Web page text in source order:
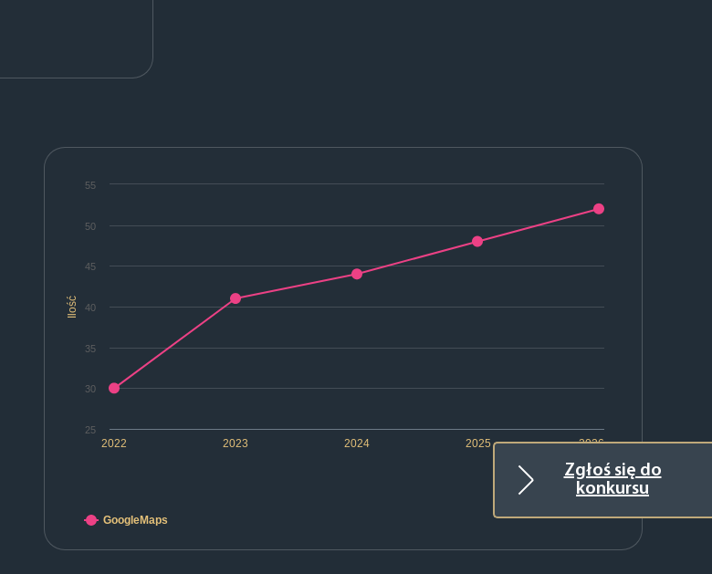
Zgłoś się do
konkursu
Ilość
2022 2023 2024 2025 2026
25
30
35
40
45
50
55
GoogleMaps